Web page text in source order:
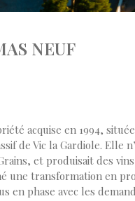
NEUF
acquise en 1994,
de Vic la Gardiole. Elle
et produisait des
une transformation en
en phase avec les